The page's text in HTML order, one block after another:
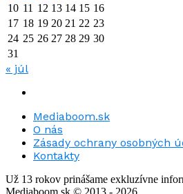
10 11 12 13 14 15 16
17 18 19 20 21 22 23
24 25 26 27 28 29 30
31
« júl
Mediaboom.sk
O nás
Zásady ochrany osobných
Kontakty
Už 13 rokov prinášame exkluzívne
Mediaboom.sk © 2013 - 2026